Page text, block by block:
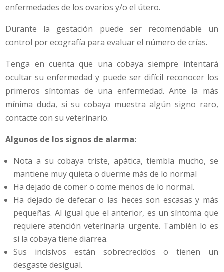
enfermedades de los ovarios y/o el útero.
Durante la gestación puede ser recomendable un
control por ecografía para evaluar el número de crías.
Tenga en cuenta que una cobaya siempre intentará
ocultar su enfermedad y puede ser difícil reconocer los
primeros síntomas de una enfermedad. Ante la más
mínima duda, si su cobaya muestra algún signo raro,
contacte con su veterinario.
Algunos de los signos de alarma:
Nota a su cobaya triste, apática, tiembla mucho, se
mantiene muy quieta o duerme más de lo normal
Ha dejado de comer o come menos de lo normal.
Ha dejado de defecar o las heces son escasas y más
pequeñas. Al igual que el anterior, es un síntoma que
requiere atención veterinaria urgente. También lo es
si la cobaya tiene diarrea.
Sus incisivos están sobrecrecidos o tienen un
desgaste desigual.